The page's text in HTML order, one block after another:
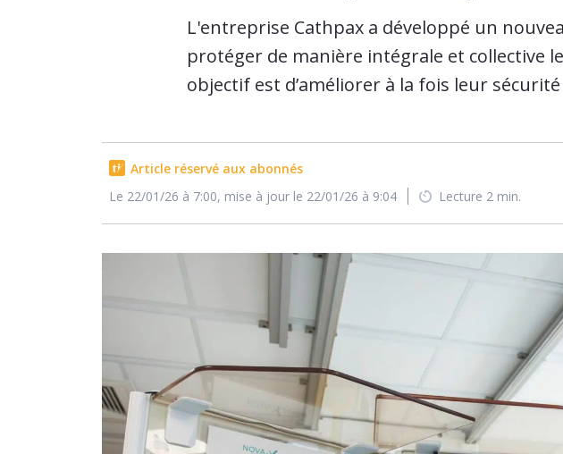
L'entreprise Cathpax a développé un
protéger de manière intégrale et collective
objectif est d’améliorer à la fois leur
Article réservé aux abonnés
Le 22/01/26 à 7:00, mise à jour le 22/01/26 à 9:04
Lecture 2 min.